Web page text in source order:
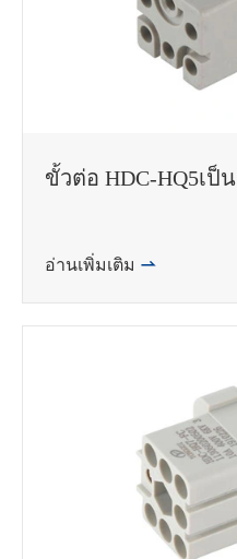
ขั้วต่อ HDC-HQ5เป็
อ่านเพิ่มเติม 